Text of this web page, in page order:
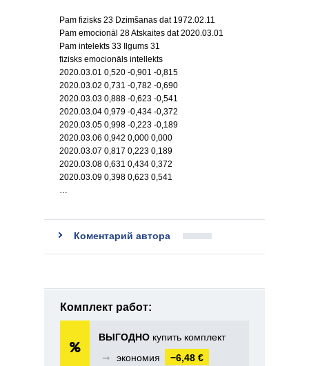
Pam fizisks 23 Dzimšanas dat 1972.02.11
Pam emocionāl 28 Atskaites dat 2020.03.01
Pam intelekts 33 Ilgums 31
fizisks emocionāls intellekts
2020.03.01 0,520 -0,901 -0,815
2020.03.02 0,731 -0,782 -0,690
2020.03.03 0,888 -0,623 -0,541
2020.03.04 0,979 -0,434 -0,372
2020.03.05 0,998 -0,223 -0,189
2020.03.06 0,942 0,000 0,000
2020.03.07 0,817 0,223 0,189
2020.03.08 0,631 0,434 0,372
2020.03.09 0,398 0,623 0,541
…
Коментарий автора
Комплект работ:
ВЫГОДНО купить комплект
➞
экономия −6,48 €